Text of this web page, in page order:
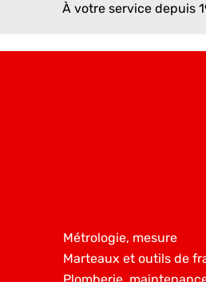
À votre service depuis
Métrologie, mesure
Marteaux et outils de
Plomberie,